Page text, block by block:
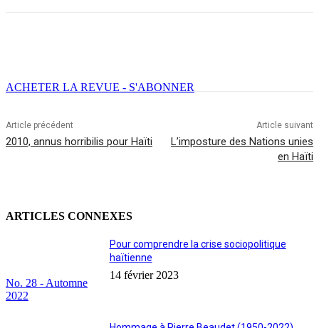
ACHETER LA REVUE - S'ABONNER
Article précédent
2010, annus horribilis pour Haïti
Article suivant
L’imposture des Nations unies
en Haïti
ARTICLES CONNEXES
No. 28 - Automne
2022
Pour comprendre la crise sociopolitique
haïtienne
14 février 2023